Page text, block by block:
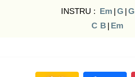
INSTRU : Em | G | G
C B | Em